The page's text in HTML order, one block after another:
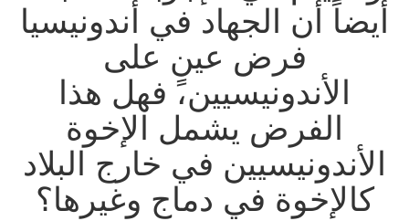
أيضاً أن الجهاد في أندونيسيا
فرض عينٍ على
الأندونيسيين، فهل هذا
الفرض يشمل الإخوة
الأندونيسيين في خارج البلاد
كالإخوة في دماج وغيرها؟